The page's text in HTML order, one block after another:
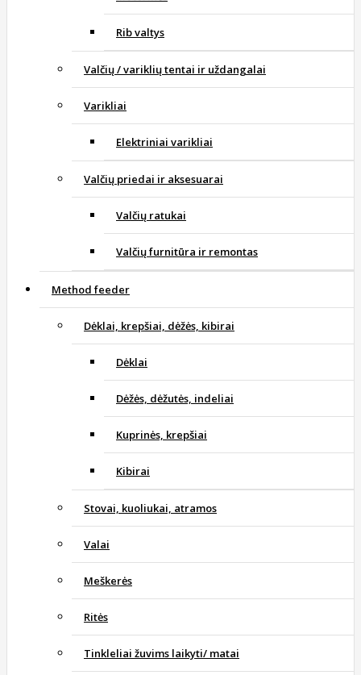
Rib valtys
Valčių / variklių tentai ir uždangalai
Varikliai
Elektriniai varikliai
Valčių priedai ir aksesuarai
Valčių ratukai
Valčių furnitūra ir remontas
Method feeder
Dėklai, krepšiai, dėžės, kibirai
Dėklai
Dėžės, dėžutės, indeliai
Kuprinės, krepšiai
Kibirai
Stovai, kuoliukai, atramos
Valai
Meškerės
Ritės
Tinkleliai žuvims laikyti/ matai